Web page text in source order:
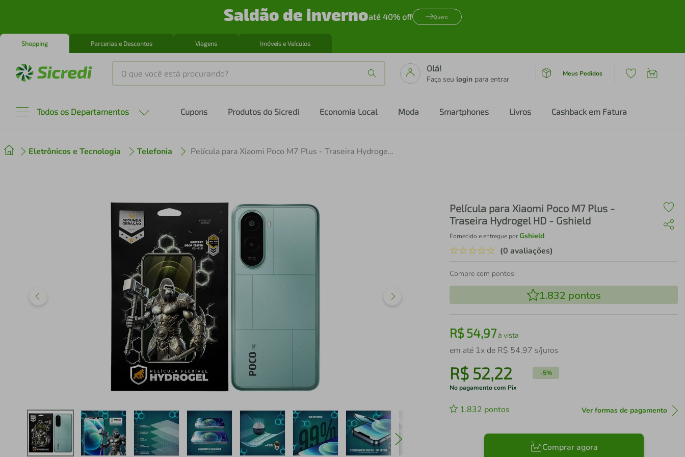
Saldão de invernoaté 40% off Quero
Shopping Parcerias e Descontos Viagens Imóveis e Veículos
O que você está procurando?
Olá!
Faça seu login para entrar
Meus Pedidos
Todos os Departamentos Cupons Produtos do Sicredi Economia Local Moda Smartphones Livros Cashback em Fatura
Eletrônicos e Tecnologia Telefonia Película para Xiaomi Poco M7 Plus - Traseira Hydrogel HD - Gshield
Película para Xiaomi Poco M7 Plus -
Traseira Hydrogel HD - Gshield
Fornecido e entregue porGshield
☆☆☆☆☆ (0 avaliações)
Compre com pontos:
1.832 pontos
R$54,97à vista
em até 1x de R$ 54,97 s/juros
R$ 52,22 -5%
No pagamento com Pix
1.832 pontos Ver formas de pagamento
Comprar agora
2º cafeteira
air fryer
iphone